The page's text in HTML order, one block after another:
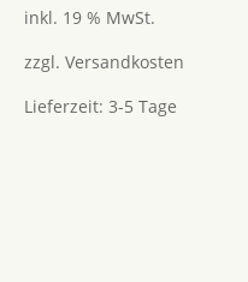
von 5
inkl. 19 % MwSt.
zzgl. Versandkosten
Lieferzeit: 3-5 Tage